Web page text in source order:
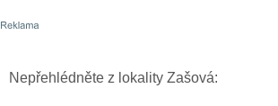
Nepřehlédněte z lokality Zašová: